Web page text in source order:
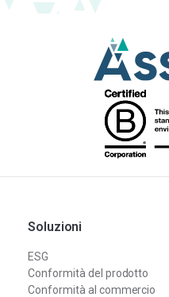
Soluzioni
ESG
Conformità del prodotto
Conformità al commercio